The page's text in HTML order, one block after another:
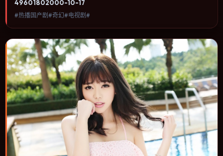
情节推进，节奏与视听语言统一，可作为休闲观影或类型片补片的选
择。
49601802000-10-17
#热播国产剧#奇幻#电视剧#